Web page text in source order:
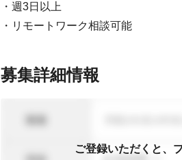
・週3日以上
・リモートワーク相談可能
募集詳細情報
ご登録いただくと、